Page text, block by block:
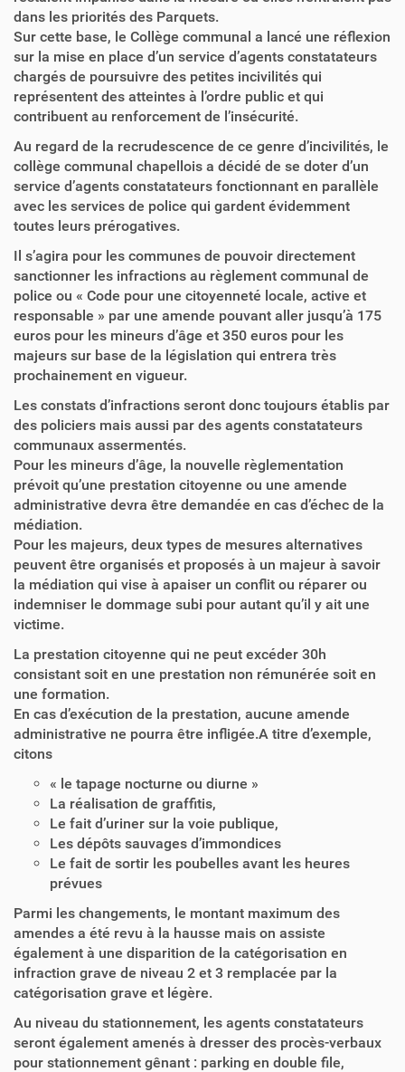
dans les priorités des Parquets.
Sur cette base, le Collège communal a lancé une réflexion
sur la mise en place d’un service d’agents constatateurs
chargés de poursuivre des petites incivilités qui
représentent des atteintes à l’ordre public et qui
contribuent au renforcement de l’insécurité.
Au regard de la recrudescence de ce genre d’incivilités, le
collège communal chapellois a décidé de se doter d’un
service d’agents constatateurs fonctionnant en parallèle
avec les services de police qui gardent évidemment
toutes leurs prérogatives.
Il s’agira pour les communes de pouvoir directement
sanctionner les infractions au règlement communal de
police ou « Code pour une citoyenneté locale, active et
responsable » par une amende pouvant aller jusqu’à 175
euros pour les mineurs d’âge et 350 euros pour les
majeurs sur base de la législation qui entrera très
prochainement en vigueur.
Les constats d’infractions seront donc toujours établis par
des policiers mais aussi par des agents constatateurs
communaux assermentés.
Pour les mineurs d’âge, la nouvelle règlementation
prévoit qu’une prestation citoyenne ou une amende
administrative devra être demandée en cas d’échec de la
médiation.
Pour les majeurs, deux types de mesures alternatives
peuvent être organisés et proposés à un majeur à savoir
la médiation qui vise à apaiser un conflit ou réparer ou
indemniser le dommage subi pour autant qu’il y ait une
victime.
La prestation citoyenne qui ne peut excéder 30h
consistant soit en une prestation non rémunérée soit en
une formation.
En cas d’exécution de la prestation, aucune amende
administrative ne pourra être infligée.A titre d’exemple,
citons
« le tapage nocturne ou diurne »
La réalisation de graffitis,
Le fait d’uriner sur la voie publique,
Les dépôts sauvages d’immondices
Le fait de sortir les poubelles avant les heures
prévues
Parmi les changements, le montant maximum des
amendes a été revu à la hausse mais on assiste
également à une disparition de la catégorisation en
infraction grave de niveau 2 et 3 remplacée par la
catégorisation grave et légère.
Au niveau du stationnement, les agents constatateurs
seront également amenés à dresser des procès-verbaux
pour stationnement gênant : parking en double file,